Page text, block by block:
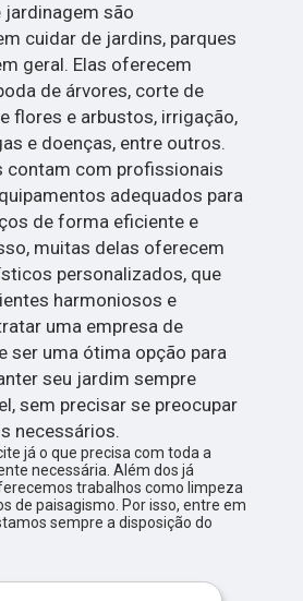
jardinagem são
cuidar de jardins, parques
geral. Elas oferecem
de árvores, corte de
flores e arbustos, irrigação,
e doenças, entre outros.
contam com profissionais
adequados para
de forma eficiente e
muitas delas oferecem
personalizados, que
harmoniosos e
uma empresa de
ser uma ótima opção para
seu jardim sempre
sem precisar se preocupar
necessários.
já o que precisa com toda a
necessária. Além dos já
trabalhos como limpeza
de paisagismo. Por isso, entre em
sempre a disposição do